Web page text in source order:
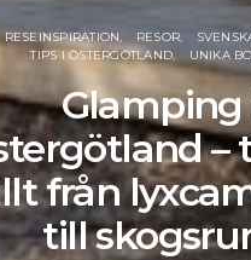
RESEINSPIRATION RESOR
TIPS I ÖSTERGÖTLAND
UNIKA
Glamping
–
från
till